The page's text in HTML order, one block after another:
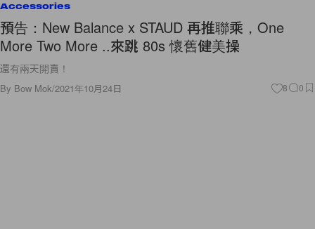
Accessories
預告：New Balance x STAUD 再推聯乘，One
More Two More ..來跳 80s 懷舊健美操
還有兩天開賣！
By Bow Mok/2021年10月24日 8 0